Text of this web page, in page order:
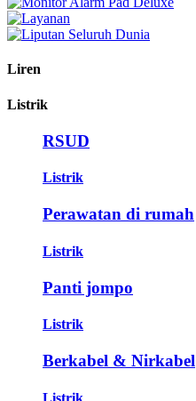
Liren
Listrik
RSUD
Listrik
Perawatan di rumah
Listrik
Panti jompo
Listrik
Berkabel & Nirkabel
Listrik